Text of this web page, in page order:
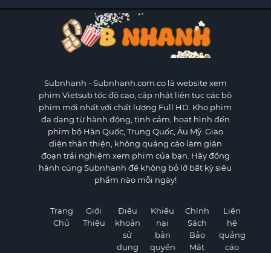
Subnhanh - Subnhanh.com.co là website xem
phim Vietsub tốc độ cao, cập nhật liên tục các bộ
phim mới nhất với chất lượng Full HD. Kho phim
đa dạng từ hành động, tình cảm, hoạt hình đến
phim bộ Hàn Quốc, Trung Quốc, Âu Mỹ. Giao
diện thân thiện, không quảng cáo làm gián
đoạn trải nghiệm xem phim của bạn. Hãy đồng
hành cùng Subnhanh để không bỏ lỡ bất kỳ siêu
phẩm nào mỗi ngày!
Trang
Chủ
Giới
Thiệu
Điều
khoản
sử
dụng
Khiếu
nại
bản
quyền
Chính
Sách
Bảo
Mật
Liên
hệ
quảng
cáo